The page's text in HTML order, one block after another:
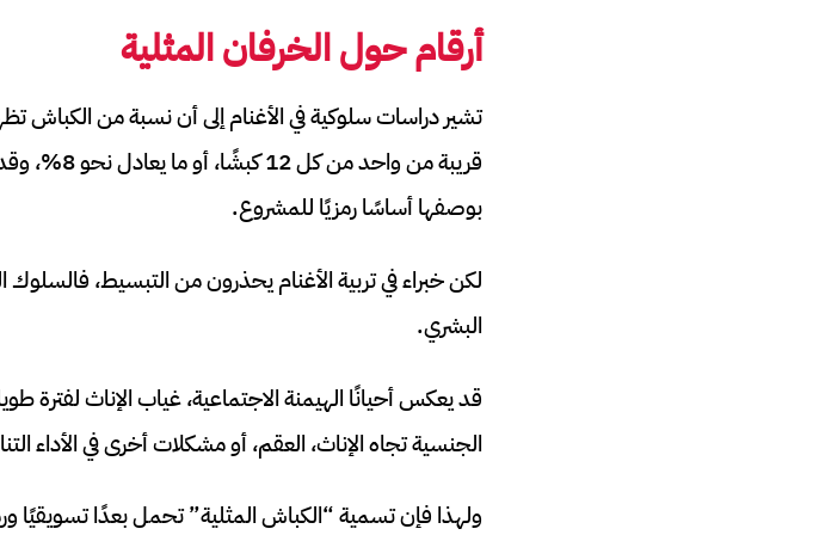
أرقام حول الخرفان المثلية
تشير دراسات سلوكية في الأغنام إلى أن نسبة من الكباش
بوصفها أساسًا رمزيًا للمشروع.
لكن خبراء في تربية الأغنام يحذرون من التبسيط، فالسلوك
البشري.
قد يعكس أحيانًا الهيمنة الاجتماعية، غياب الإناث
الجنسية تجاه الإناث، العقم، أو مشكلات أخرى في الأداء
ولهذا فإن تسمية “الكباش المثلية” تحمل بعدًا